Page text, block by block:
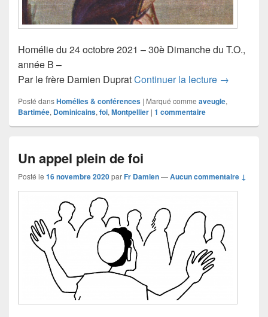
Homélie du 24 octobre 2021 – 30è Dimanche du T.O.,
année B –
Par le frère Damien DupratContinuer la lecture Ta foi t’a
→
Posté dansHomélies & conférences | Marqué comme aveugle,
Bartimée, Dominicains,foi,Montpellier | 1 commentaire
Un appel plein de foi
Posté le 16 novembre 2020parFr Damien—Aucun commentaire ↓